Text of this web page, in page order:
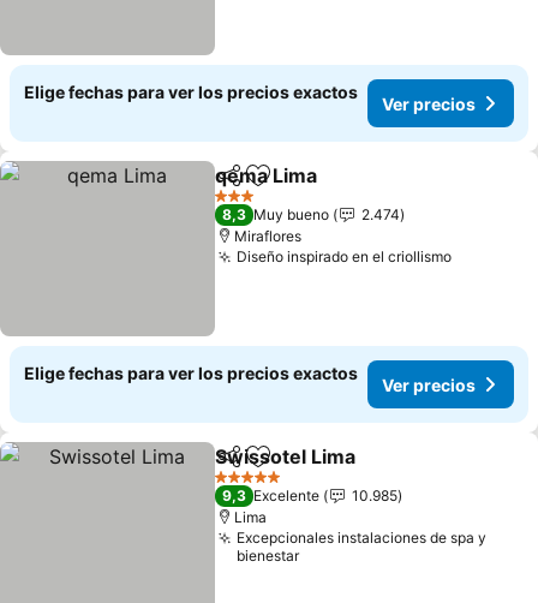
Elige fechas para ver los precios exactos
Ver precios
CompartirAgregar a favoritos
qema Lima
3 Estrellas
8,3 Muy bueno
2.474
Miraflores
Diseño inspirado en el criollismoVer
Elige fechas para ver los precios exactos
Ver precios
CompartirAgregar a favoritos
Swissotel Lima
5 Estrellas
9,3 Excelente
10.985
Lima
Excepcionales instalaciones de spa y
bienestar